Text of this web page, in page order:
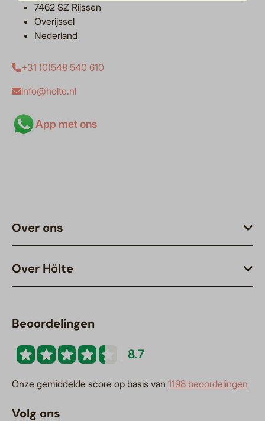
7462 SZ Rijssen
Overijssel
Nederland
+31 (0)548 540 610
info@holte.nl
App met ons
Over ons
Over Hölte
Beoordelingen
8.7
Onze gemiddelde score op basis van 1198 beoordelingen
Volg ons